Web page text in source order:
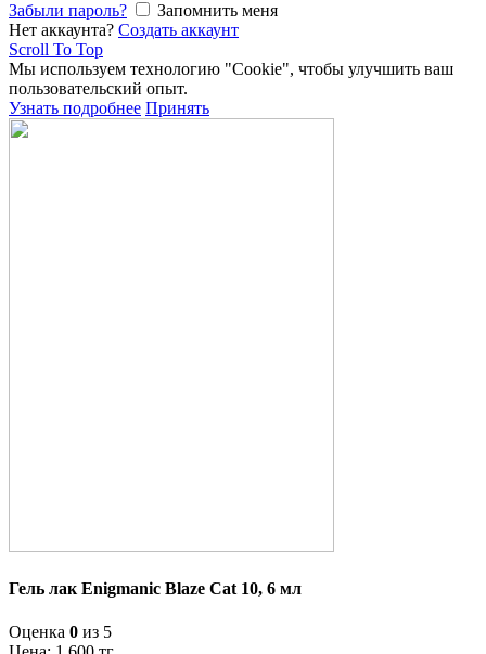
Забыли пароль?
Запомнить меня
Нет аккаунта? Создать аккаунт
Scroll To Top
Мы используем технологию "Cookie", чтобы улучшить ваш
пользовательский опыт.
Узнать подробнее Принять
Гель лак Enigmanic Blaze Cat 10, 6 мл
Оценка 0 из 5